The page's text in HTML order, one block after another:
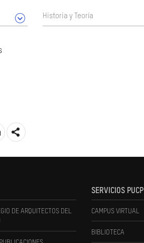
Historia y Teoría
DE ARQUITECTOS DEL
SERVICIOS PUCP
CAMPUS VIRTUAL
BIBLIOTECA